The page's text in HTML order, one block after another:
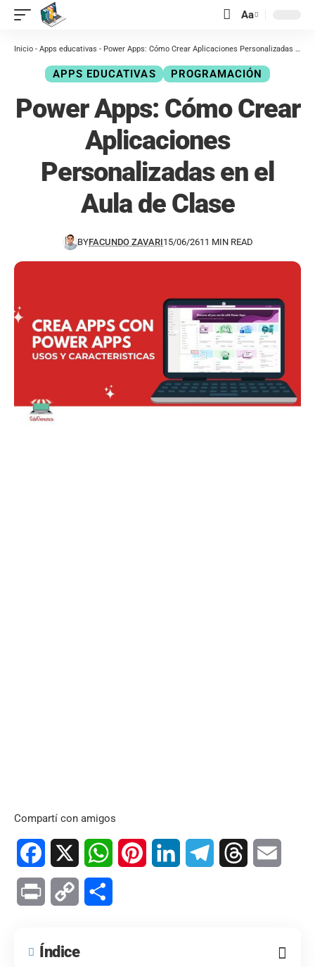
contenido Aa
Inicio - Apps educativas - Power Apps: Cómo Crear Aplicaciones Personalizadas en el Aula de Clase
APPS EDUCATIVAS PROGRAMACIÓN
Power Apps: Cómo Crear
Aplicaciones
Personalizadas en el
Aula de Clase
BYFACUNDO ZAVARI15/06/2611 MIN READ
Compartí con amigos
Facebook WhatsAppPinterest LinkedIn TelegramThreads
Print Copy
Índice